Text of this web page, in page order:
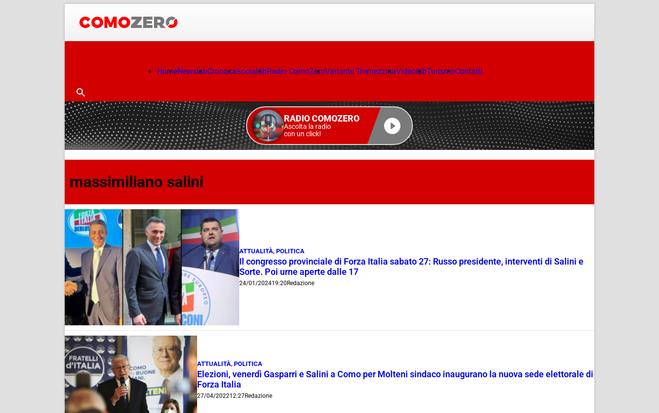
HomeNewslabCronacaSocialabRadio ComoZeroVariante TremezzinaVideolabTurismoContatti
RADIO COMOZERO
Ascolta la radio
con un click!
massimiliano salini
ATTUALITÀ,POLITICA
Il congresso provinciale di Forza Italia sabato 27: Russo presidente, interventi di Salini e
Sorte. Poi urne aperte dalle 17
24/01/202419:20 Redazione
ATTUALITÀ, POLITICA
Elezioni, venerdì Gasparri e Salini a Como per Molteni sindaco inaugurano la nuova sede elettorale di
Forza Italia
27/04/202212:27Redazione